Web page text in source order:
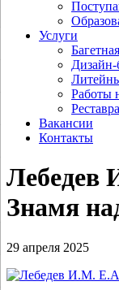
Услуги
Работы
Вакансии
Контакты
Лебедев
Знамя
29 апреля 2025